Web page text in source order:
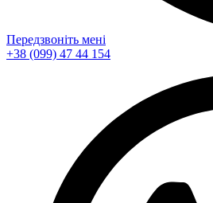
Передзвоніть мені
+38 (099) 47 44 154